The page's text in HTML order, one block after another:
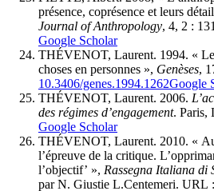
présence, coprésence et leurs
Journal of Anthropology, 4, 2 :
Google Scholar
THÉVENOT, Laurent. 1994. «
choses en personnes », Genèses,
10.3406/genes.1994.1262Google
THÉVENOT, Laurent. 2006.
des régimes d’engagement. Paris,
Google Scholar
THÉVENOT, Laurent. 2010. «
l’épreuve de la critique.
l’objectif’ », Rassegna Italiana di
par N. Giustie L.Centemeri. URL :